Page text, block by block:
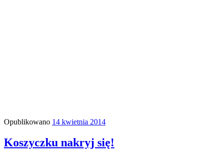
Opublikowano 14 kwietnia 2014
Koszyczku nakryj się!